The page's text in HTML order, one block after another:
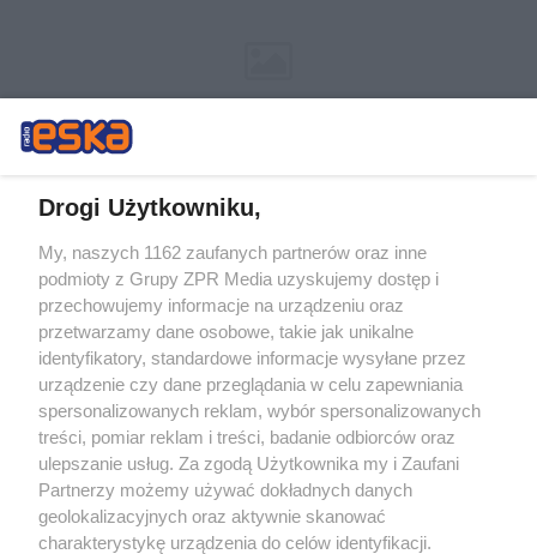
Żaden utwór zamieszczony w serwisie nie może być powielany i
rozpowszechniany lub dalej rozpowszechniany w jakikolwiek sposób (w
tym także elektroniczny lub mechaniczny) na jakimkolwiek polu
eksploatacji w jakiejkolwiek formie, włącznie z umieszczaniem w
Internecie bez pisemnej zgody właściciela praw. Jakiekolwiek użycie lub
wykorzystanie utworów w całości lub w części z naruszeniem prawa,
tzn. bez właściwej zgody, jest zabronione pod groźbą kary i może być
ścigane prawnie.
Drogi Użytkowniku,
My, naszych 1162 zaufanych partnerów oraz inne
podmioty z Grupy ZPR Media uzyskujemy dostęp i
przechowujemy informacje na urządzeniu oraz
przetwarzamy dane osobowe, takie jak unikalne
identyfikatory, standardowe informacje wysyłane przez
urządzenie czy dane przeglądania w celu zapewniania
spersonalizowanych reklam, wybór spersonalizowanych
treści, pomiar reklam i treści, badanie odbiorców oraz
ulepszanie usług. Za zgodą Użytkownika my i Zaufani
Partnerzy możemy używać dokładnych danych
geolokalizacyjnych oraz aktywnie skanować
charakterystykę urządzenia do celów identyfikacji.